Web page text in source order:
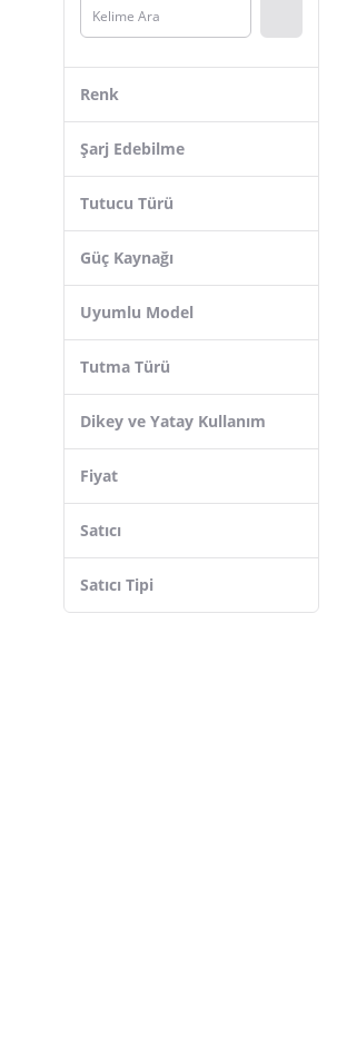
Baseus
Buffer
Lopard
MyBlack
Techmaster
Mega Oto Market
mucit home
Renk
Şarj Edebilme
Tutucu Türü
Güç Kaynağı
Uyumlu Model
Tutma Türü
Dikey ve Yatay Kullanım
Fiyat
Satıcı
Satıcı Tipi